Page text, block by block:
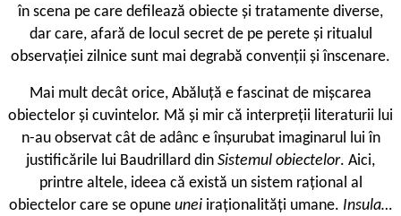
în scena pe care defilează obiecte și tratamente diverse,
dar care, afară de locul secret de pe perete și ritualul
observației zilnice sunt mai degrabă convenții și înscenare.
Mai mult decât orice, Abăluță e fascinat de mișcarea
obiectelor și cuvintelor. Mă și mir că interpreții literaturii lui
n-au observat cât de adânc e înșurubat imaginarul lui în
justificările lui Baudrillard din Sistemul obiectelor. Aici,
printre altele, ideea că există un sistem rațional al
obiectelor care se opune unei iraționalități umane. Insula…